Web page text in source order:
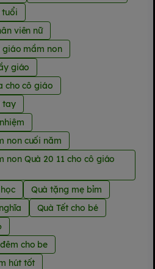
tuổi
viên nữ
giáo mầm non
giáo
cho cô giáo
tay
non cuối năm
non Quà 20 11 cho cô giáo
Quà tặng mẹ bỉm
Quà Tết cho bé
cho be
hút tốt